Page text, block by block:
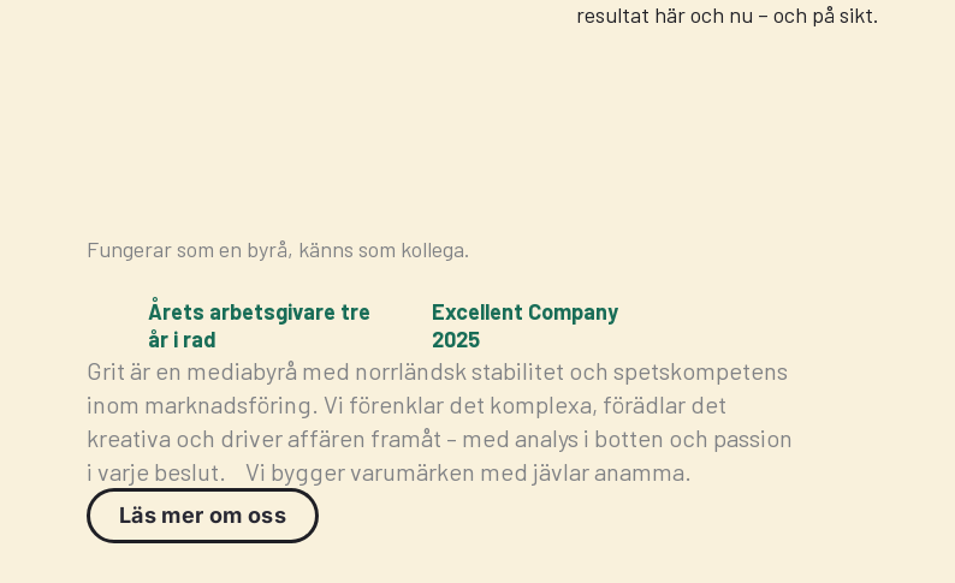
resultat här och nu – och på sikt.
Fungerar som en byrå, känns som kollega.
Årets arbetsgivare tre
år i rad
Excellent Company
2025
Grit är en mediabyrå med norrländsk stabilitet och spetskompetens
inom marknadsföring. Vi förenklar det komplexa, förädlar det
kreativa och driver affären framåt – med analys i botten och passion
i varje beslut. Vi bygger varumärken med jävlar anamma.
Läs mer om oss